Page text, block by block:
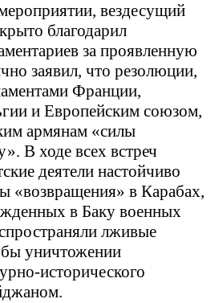
вездесущий
благодарил
за проявленную
заявил, что резолюции,
Франции,
и Европейским союзом,
армянам «силы
В ходе всех встреч
деятели настойчиво
«возвращения» в Карабах,
в Баку военных
лживые
уничтожении
исторического